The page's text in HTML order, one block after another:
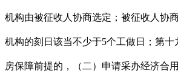
机构由被征收人协商选定；被征收人协
机构的刻日该当不少于5个工做日；第十
房保障前提的，（二）申请采办经济合